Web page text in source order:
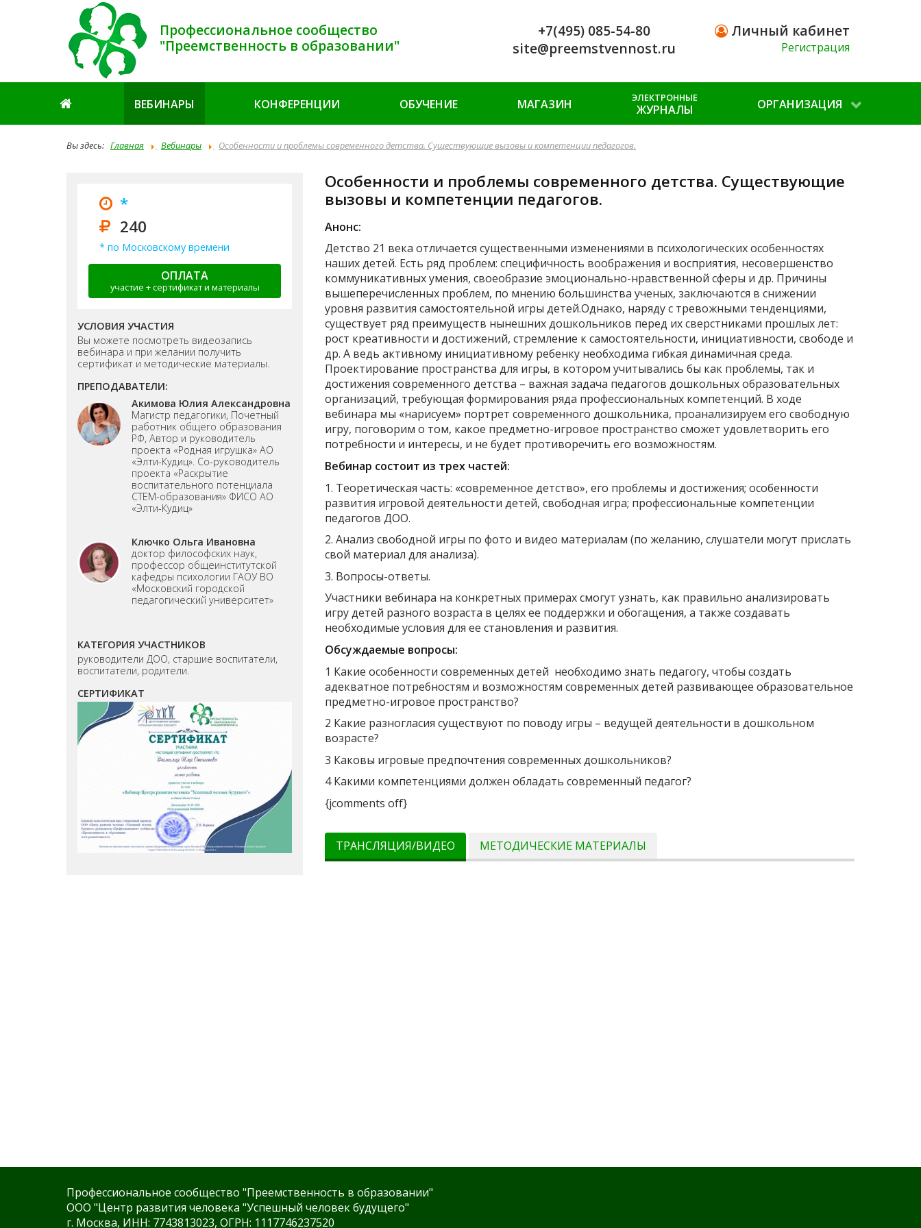
Профессиональное сообщество
"Преемственность в образовании"
+7(495) 085-54-80
site@preemstvennost.ru
Личный кабинет
Регистрация
ВЕБИНАРЫ КОНФЕРЕНЦИИ ОБУЧЕНИЕ МАГАЗИН ЭЛЕКТРОННЫЕ
ЖУРНАЛЫ ОРГАНИЗАЦИЯ
Вы здесь: Главная Вебинары Особенности и проблемы современного детства. Существующие вызовы и компетенции педагогов.
*
240
* по Московскому времени
ОПЛАТА
участие + сертификат и материалы
УСЛОВИЯ УЧАСТИЯ
Вы можете посмотреть видеозапись
вебинара и при желании получить
сертификат и методические материалы.
ПРЕПОДАВАТЕЛИ:
Акимова Юлия Александровна
Магистр педагогики, Почетный
работник общего образования
РФ, Автор и руководитель
проекта «Родная игрушка» АО
«Элти-Кудиц». Со-руководитель
проекта «Раскрытие
воспитательного потенциала
СТЕМ-образования» ФИСО АО
«Элти-Кудиц»
Ключко Ольга Ивановна
доктор философских наук,
профессор общеинститутской
кафедры психологии ГАОУ ВО
«Московский городской
педагогический университет»
КАТЕГОРИЯ УЧАСТНИКОВ
руководители ДОО, старшие воспитатели,
воспитатели, родители.
СЕРТИФИКАТ
Особенности и проблемы современного детства. Существующие
вызовы и компетенции педагогов.
Анонс:
Детство 21 века отличается существенными изменениями в психологических особенностях
наших детей. Есть ряд проблем: специфичность воображения и восприятия, несовершенство
коммуникативных умения, своеобразие эмоционально-нравственной сферы и др. Причины
вышеперечисленных проблем, по мнению большинства ученых, заключаются в снижении
уровня развития самостоятельной игры детей.Однако, наряду с тревожными тенденциями,
существует ряд преимуществ нынешних дошкольников перед их сверстниками прошлых лет:
рост креативности и достижений, стремление к самостоятельности, инициативности, свободе и
др. А ведь активному инициативному ребенку необходима гибкая динамичная среда.
Проектирование пространства для игры, в котором учитывались бы как проблемы, так и
достижения современного детства – важная задача педагогов дошкольных образовательных
организаций, требующая формирования ряда профессиональных компетенций. В ходе
вебинара мы «нарисуем» портрет современного дошкольника, проанализируем его свободную
игру, поговорим о том, какое предметно-игровое пространство сможет удовлетворить его
потребности и интересы, и не будет противоречить его возможностям.
Вебинар состоит из трех частей:
1. Теоретическая часть: «современное детство», его проблемы и достижения; особенности
развития игровой деятельности детей, свободная игра; профессиональные компетенции
педагогов ДОО.
2. Анализ свободной игры по фото и видео материалам (по желанию, слушатели могут прислать
свой материал для анализа).
3. Вопросы-ответы.
Участники вебинара на конкретных примерах смогут узнать, как правильно анализировать
игру детей разного возраста в целях ее поддержки и обогащения, а также создавать
необходимые условия для ее становления и развития.
Обсуждаемые вопросы:
1 Какие особенности современных детей необходимо знать педагогу, чтобы создать
адекватное потребностям и возможностям современных детей развивающее образовательное
предметно-игровое пространство?
2 Какие разногласия существуют по поводу игры – ведущей деятельности в дошкольном
возрасте?
3 Каковы игровые предпочтения современных дошкольников?
4 Какими компетенциями должен обладать современный педагог?
{jcomments off}
ТРАНСЛЯЦИЯ/ВИДЕО МЕТОДИЧЕСКИЕ МАТЕРИАЛЫ
Профессиональное сообщество "Преемственность в образовании"
ООО "Центр развития человека "Успешный человек будущего"
г. Москва, ИНН: 7743813023, ОГРН: 1117746237520